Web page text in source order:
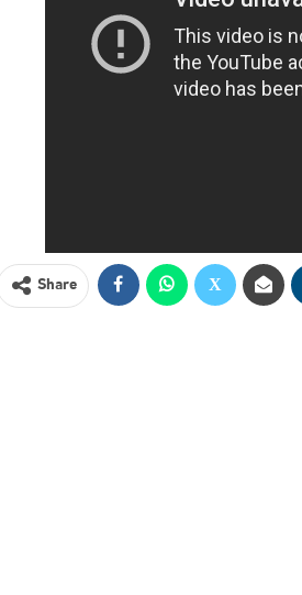
Share